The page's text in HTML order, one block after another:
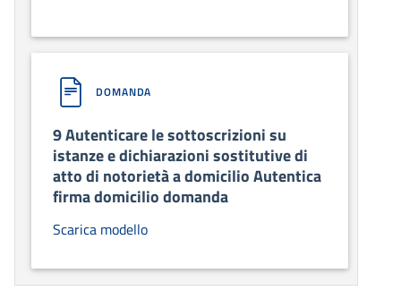
DOMANDA
9 Autenticare le sottoscrizioni su
istanze e dichiarazioni sostitutive di
atto di notorietà a domicilio Autentica
firma domicilio domanda
Scarica modello